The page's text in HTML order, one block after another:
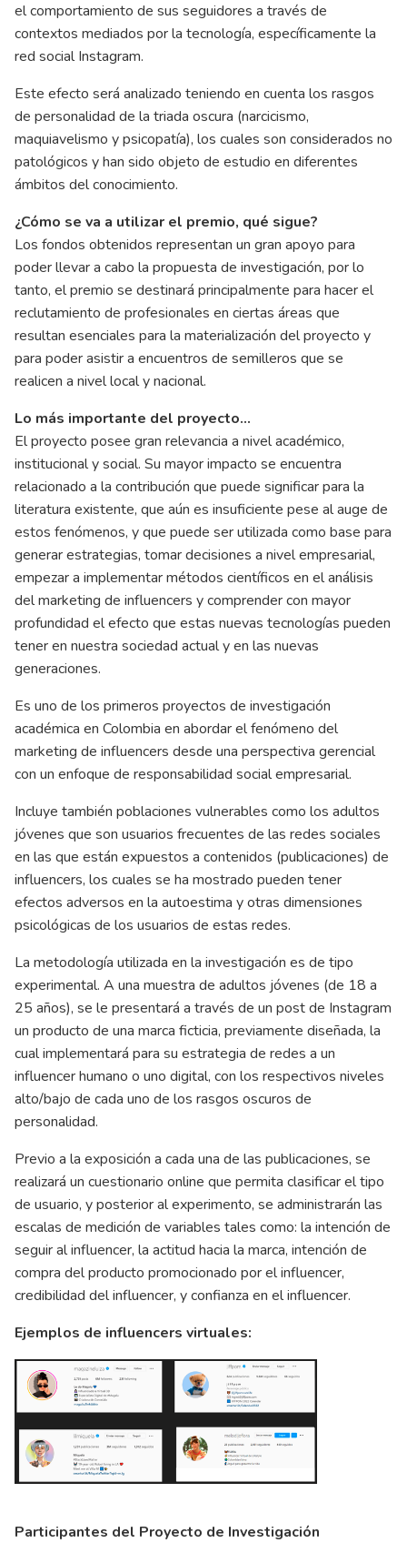
el comportamiento de sus seguidores a través de
contextos mediados por la tecnología, específicamente la
red social Instagram.
Este efecto será analizado teniendo en cuenta los rasgos
de personalidad de la triada oscura (narcicismo,
maquiavelismo y psicopatía), los cuales son considerados no
patológicos y han sido objeto de estudio en diferentes
ámbitos del conocimiento.
¿Cómo se va a utilizar el premio, qué sigue?
Los fondos obtenidos representan un gran apoyo para
poder llevar a cabo la propuesta de investigación, por lo
tanto, el premio se destinará principalmente para hacer el
reclutamiento de profesionales en ciertas áreas que
resultan esenciales para la materialización del proyecto y
para poder asistir a encuentros de semilleros que se
realicen a nivel local y nacional.
Lo más importante del proyecto…
El proyecto posee gran relevancia a nivel académico,
institucional y social. Su mayor impacto se encuentra
relacionado a la contribución que puede significar para la
literatura existente, que aún es insuficiente pese al auge de
estos fenómenos, y que puede ser utilizada como base para
generar estrategias, tomar decisiones a nivel empresarial,
empezar a implementar métodos científicos en el análisis
del marketing de influencers y comprender con mayor
profundidad el efecto que estas nuevas tecnologías pueden
tener en nuestra sociedad actual y en las nuevas
generaciones.
Es uno de los primeros proyectos de investigación
académica en Colombia en abordar el fenómeno del
marketing de influencers desde una perspectiva gerencial
con un enfoque de responsabilidad social empresarial.
Incluye también poblaciones vulnerables como los adultos
jóvenes que son usuarios frecuentes de las redes sociales
en las que están expuestos a contenidos (publicaciones) de
influencers, los cuales se ha mostrado pueden tener
efectos adversos en la autoestima y otras dimensiones
psicológicas de los usuarios de estas redes.
La metodología utilizada en la investigación es de tipo
experimental. A una muestra de adultos jóvenes (de 18 a
25 años), se le presentará a través de un post de Instagram
un producto de una marca ficticia, previamente diseñada, la
cual implementará para su estrategia de redes a un
influencer humano o uno digital, con los respectivos niveles
alto/bajo de cada uno de los rasgos oscuros de
personalidad.
Previo a la exposición a cada una de las publicaciones, se
realizará un cuestionario online que permita clasificar el tipo
de usuario, y posterior al experimento, se administrarán las
escalas de medición de variables tales como: la intención de
seguir al influencer, la actitud hacia la marca, intención de
compra del producto promocionado por el influencer,
credibilidad del influencer, y confianza en el influencer.
Ejemplos de influencers virtuales:
Participantes del Proyecto de Investigación